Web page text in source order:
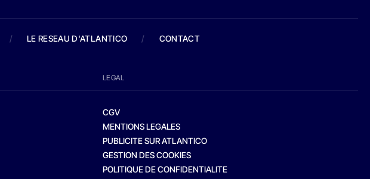
/ LE RESEAU D'ATLANTICO / CONTACT
LEGAL
CGV
MENTIONS LEGALES
PUBLICITE SUR ATLANTICO
GESTION DES COOKIES
POLITIQUE DE CONFIDENTIALITE